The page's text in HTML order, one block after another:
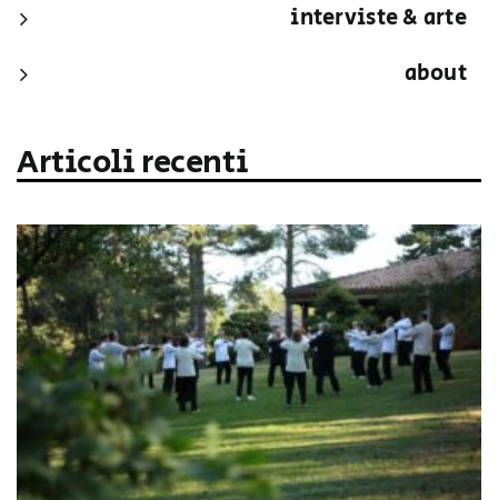
interviste & arte
about
Articoli recenti